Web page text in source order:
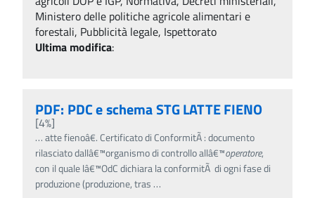
Ministero delle politiche agricole alimentari e
forestali, Pubblicità legale, Ispettorato
Ultima modifica:
PDF: PDC e schema STG LATTE FIENO
[4%]
…atte fienoâ€. Certificato di ConformitÃ : documento
rilasciato dallâ€™organismo di controllo allâ€™operatore,
con il quale lâ€™OdC dichiara la conformitÃ di ogni fase di
produzione (produzione, tras …